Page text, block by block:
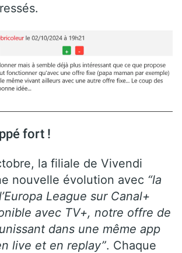
fort !
la filiale de Vivendi
nouvelle évolution avec “la
League sur Canal+
avec TV+, notre offre de
dans une même app
live et en replay”. Chaque